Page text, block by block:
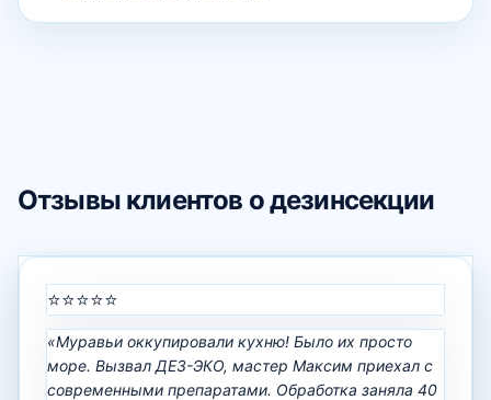
Отзывы клиентов о дезинсекции
⭐⭐⭐⭐⭐
«Муравьи оккупировали кухню! Было их просто
море. Вызвал ДЕЗ-ЭКО, мастер Максим приехал с
современными препаратами. Обработка заняла 40